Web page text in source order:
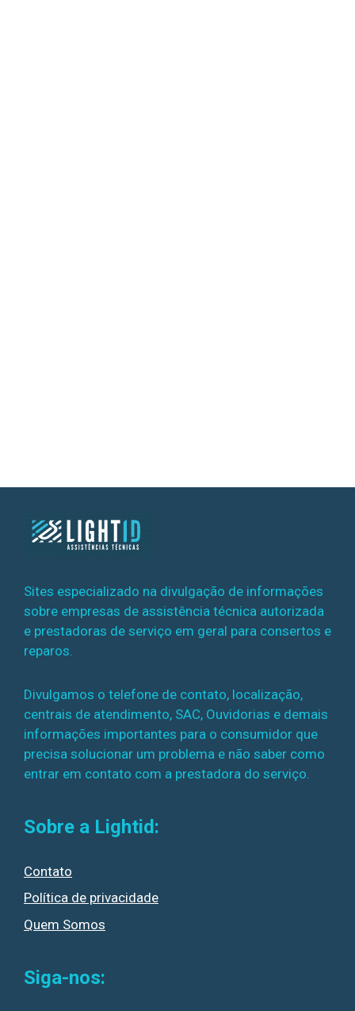
Sites especializado na divulgação de informações
sobre empresas de assistência técnica autorizada
e prestadoras de serviço em geral para consertos e
reparos.
Divulgamos o telefone de contato, localização,
centrais de atendimento, SAC, Ouvidorias e demais
informações importantes para o consumidor que
precisa solucionar um problema e não saber como
entrar em contato com a prestadora do serviço.
Sobre a Lightid:
Contato
Política de privacidade
Quem Somos
Siga-nos: